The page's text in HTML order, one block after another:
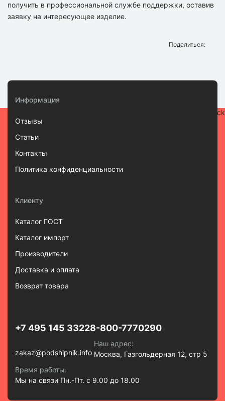
получить в профессиональной службе поддержки, оставив
заявку на интересующее изделие.
Поделиться:
Информация
Отзывы
Статьи
Контакты
Политика конфиденциальности
Клиенту
Каталог ГОСТ
Каталог импорт
Производители
Доставка и оплата
Возврат товара
+7 495 145 33228-800-7770290
zakaz@podshipnik.info
Наш адрес:
Москва, Газгольдерная 12, стр 5
Время работы:
Мы на связи Пн.-Пт. с 9.00 до 18.00